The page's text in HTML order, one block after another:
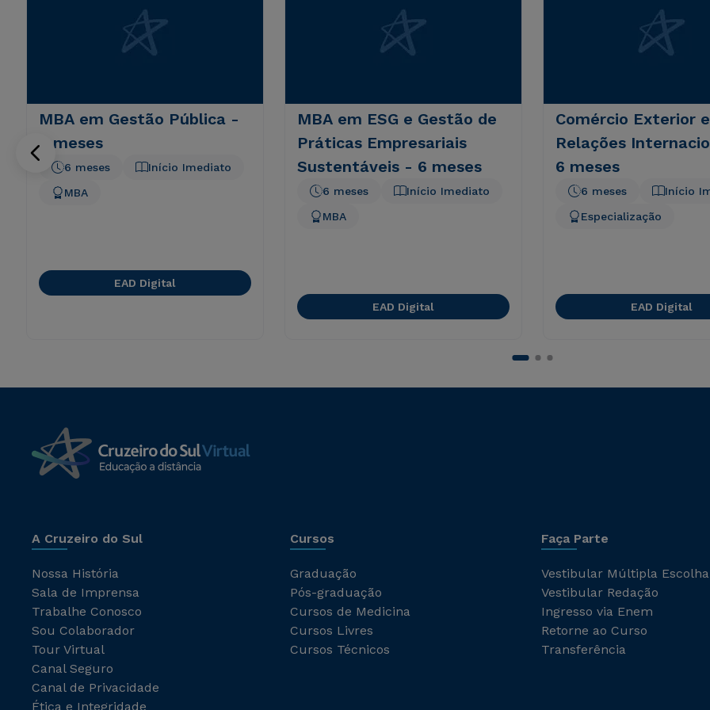
MBA em Gestão Pública -
6 meses
Início Imediato
6 meses
MBA
EAD Digital
MBA em ESG e Gestão de
Práticas Empresariais
Sustentáveis - 6 meses
Início Imediato
6 meses
MBA
EAD Digital
Comércio Exterior e
Relações
6 meses
Início
6 meses
Especialização
EAD Digital
A Cruzeiro do Sul
Nossa História
Sala de Imprensa
Trabalhe Conosco
Sou Colaborador
Tour Virtual
Canal Seguro
Canal de Privacidade
Ética e Integridade
Cursos
Graduação
Pós-graduação
Cursos de Medicina
Cursos Livres
Cursos Técnicos
Faça Parte
Vestibular Múltipla Escolha
Vestibular Redação
Ingresso via Enem
Retorne ao Curso
Transferência